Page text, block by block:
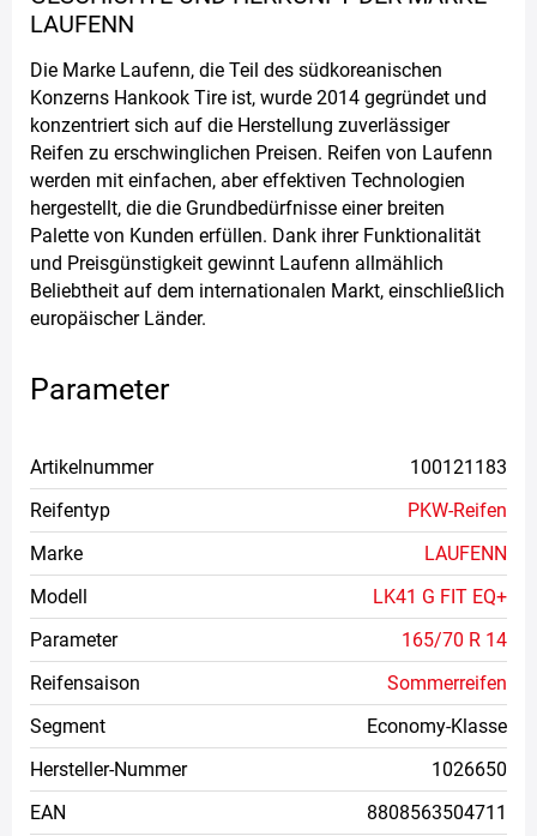
LAUFENN
Die Marke Laufenn, die Teil des südkoreanischen
Konzerns Hankook Tire ist, wurde 2014 gegründet und
konzentriert sich auf die Herstellung zuverlässiger
Reifen zu erschwinglichen Preisen. Reifen von Laufenn
werden mit einfachen, aber effektiven Technologien
hergestellt, die die Grundbedürfnisse einer breiten
Palette von Kunden erfüllen. Dank ihrer Funktionalität
und Preisgünstigkeit gewinnt Laufenn allmählich
Beliebtheit auf dem internationalen Markt, einschließlich
europäischer Länder.
Parameter
Artikelnummer
100121183
Reifentyp
PKW-Reifen
Marke
LAUFENN
Modell
LK41 G FIT EQ+
Parameter
165/70 R 14
Reifensaison
Sommerreifen
Segment
Economy-Klasse
Hersteller-Nummer
1026650
EAN
8808563504711